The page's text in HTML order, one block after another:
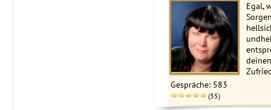
Egal,
Gespräche: 583
(35)